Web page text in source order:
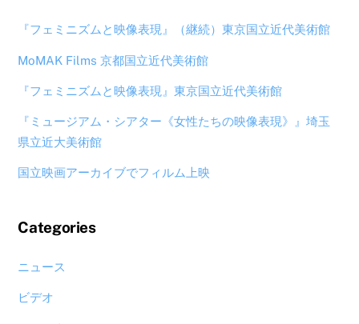
『フェミニズムと映像表現』（継続）東京国立近代美術館
MoMAK Films 京都国立近代美術館
『フェミニズムと映像表現』東京国立近代美術館
『ミュージアム・シアター《女性たちの映像表現》』埼玉
県立近大美術館
国立映画アーカイブでフィルム上映
Categories
ニュース
ビデオ